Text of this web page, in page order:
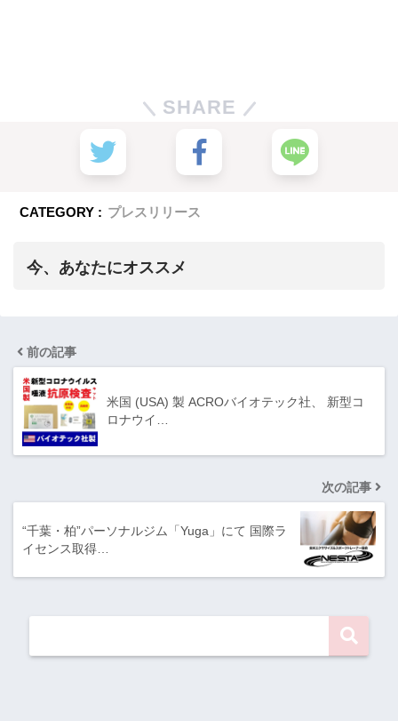
SHARE
CATEGORY : プレスリリース
今、あなたにオススメ
前の記事
米国 (USA) 製 ACROバイオテック社、 新型コ
ロナウイ…
次の記事
“千葉・柏”パーソナルジム「Yuga」にて 国際ラ
イセンス取得…